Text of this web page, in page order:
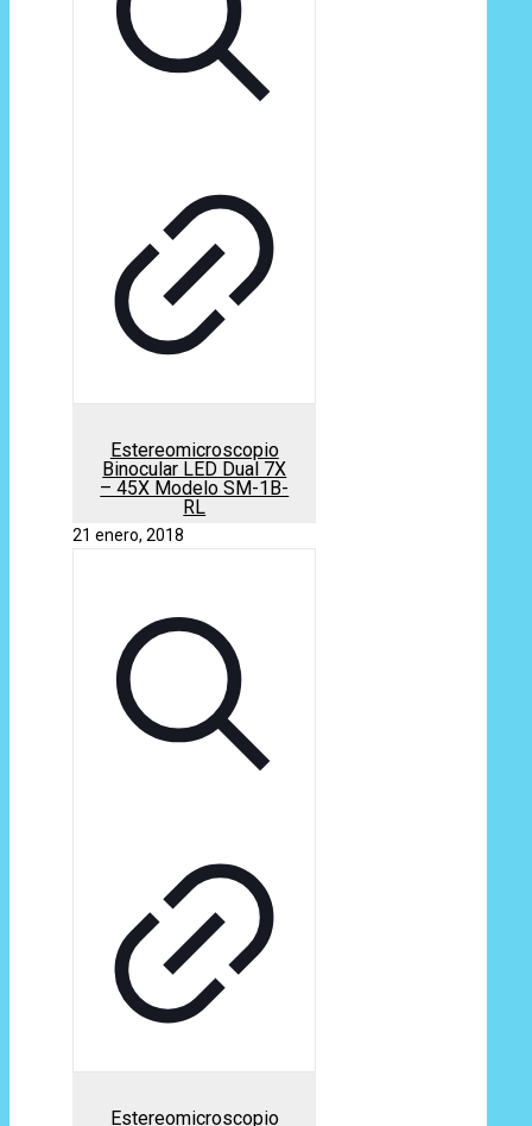
Estereomicroscopio
Binocular LED Dual 7X
– 45X Modelo SM-1B-
RL
21 enero, 2018
Estereomicroscopio